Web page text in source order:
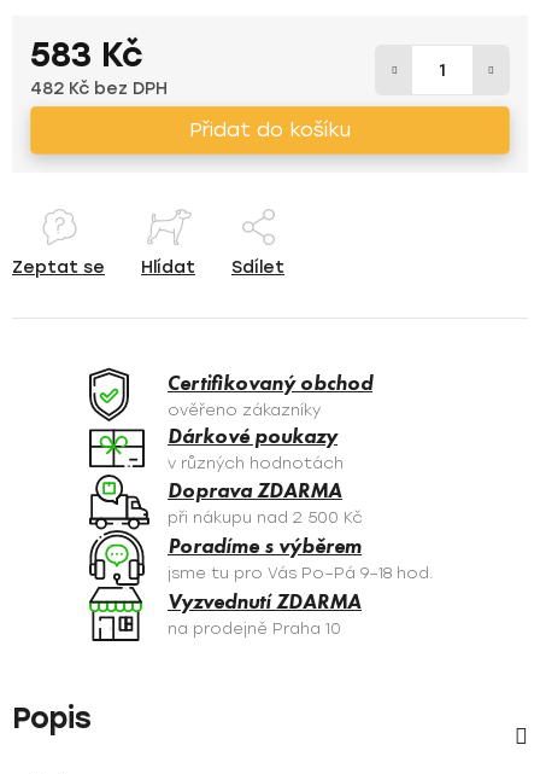
583 Kč
482 Kč bez DPH
Přidat do košíku
Zeptat se Hlídat Sdílet
Certifikovaný obchod
ověřeno zákazníky
Dárkové poukazy
v různých hodnotách
Doprava ZDARMA
při nákupu nad 2 500 Kč
Poradíme s výběrem
jsme tu pro Vás Po–Pá 9–18 hod.
Vyzvednutí ZDARMA
na prodejně Praha 10
Popis